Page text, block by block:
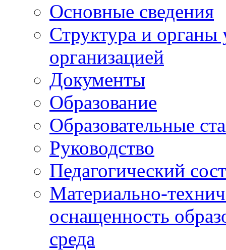
Основные сведения
Структура и органы
организацией
Документы
Образование
Образовательные
Руководство
Педагогический
Материально-
оснащенность
среда